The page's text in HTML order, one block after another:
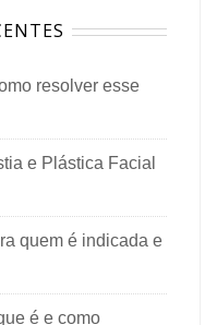
resolver esse
e Plástica Facial
quem é indicada e
é e como